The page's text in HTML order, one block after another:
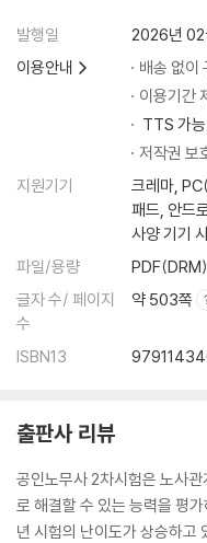
발행일
2026년
이용안내
배송 없이
이용기간
TTS 가능
저작권 보
지원기기
크레마,
패드, 안드
사양 기기
파일/용량
글자 수/ 페이지
수
약 503쪽
ISBN13
출판사 리뷰
공인노무사 2차시험은 노사
로 해결할 수 있는 능력을 평
년 시험의 난이도가 상승하고